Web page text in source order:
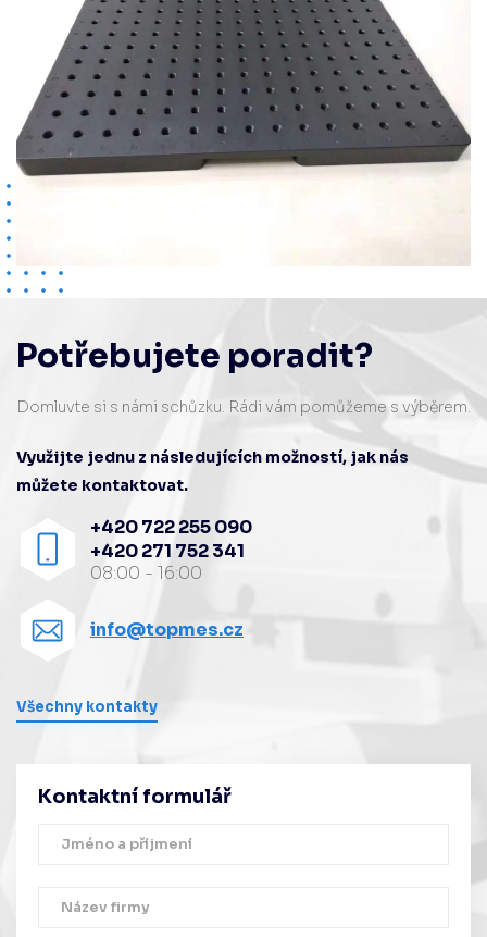
Potřebujete poradit?
Domluvte si s námi schůzku. Rádi vám pomůžeme s výběrem.
Využijte jednu z následujících možností, jak nás
můžete kontaktovat.
+420 722 255 090
+420 271 752 341
08:00 - 16:00
info@topmes.cz
Všechny kontakty
Kontaktní formulář